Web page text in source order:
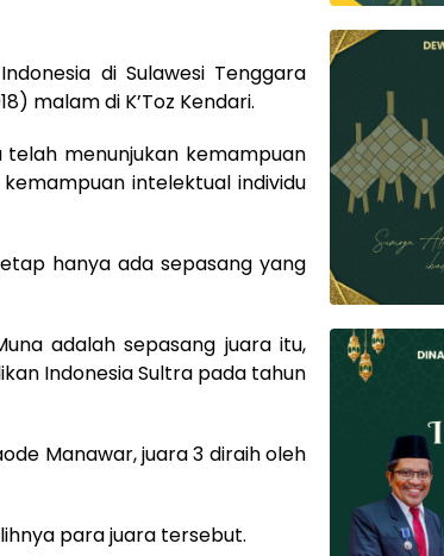
di Sulawesi Tenggara
malam di K’Toz Kendari.
menunjukan kemampuan
intelektual individu
hanya ada sepasang yang
adalah sepasang juara itu,
Indonesia Sultra pada tahun
Manawar, juara 3 diraih oleh
para juara tersebut.